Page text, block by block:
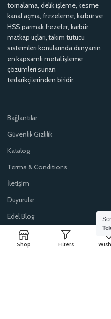
tornalama, delik işleme, kesme
kanal açma, frezeleme, karbür ve
HSS parmak frezeler, karbür
matkap uçları, takım tutucu
sistemleri konularında dünyanın
en kapsamlı metal işleme
çözümleri sunan
tedarikçilerinden biridir.
Bağlantılar
Güvenlik Gizlilik
Katalog
Terms & Conditions
İletişim
Duyurular
Edel Blog
Shop Filters